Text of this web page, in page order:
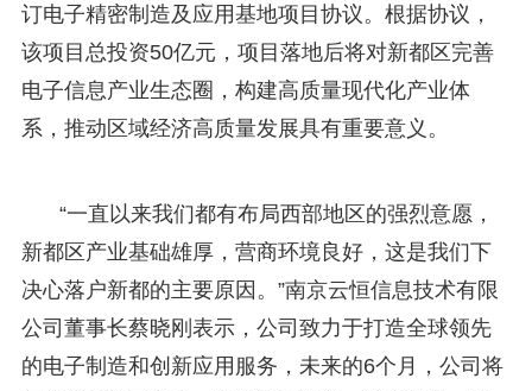
订电子精密制造及应用基地项目协议。根据协议，
该项目总投资50亿元，项目落地后将对新都区完善
电子信息产业生态圈，构建高质量现代化产业体
系，推动区域经济高质量发展具有重要意义。
“一直以来我们都有布局西部地区的强烈意愿，
新都区产业基础雄厚，营商环境良好，这是我们下
决心落户新都的主要原因。”南京云恒信息技术有限
公司董事长蔡晓刚表示，公司致力于打造全球领先
的电子制造和创新应用服务，未来的6个月，公司将